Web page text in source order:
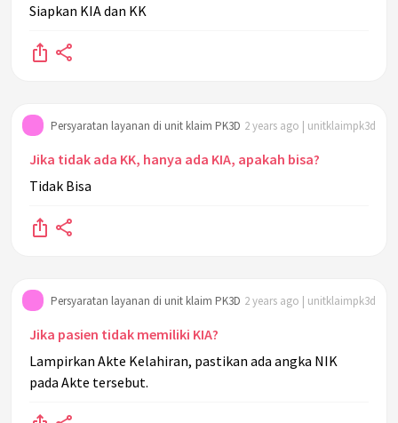
Siapkan KIA dan KK
Persyaratan layanan di unit klaim PK3D 2 years ago | unitklaimpk3d
Jika tidak ada KK, hanya ada KIA, apakah bisa?
Tidak Bisa
Persyaratan layanan di unit klaim PK3D 2 years ago | unitklaimpk3d
Jika pasien tidak memiliki KIA?
Lampirkan Akte Kelahiran, pastikan ada angka NIK
pada Akte tersebut.